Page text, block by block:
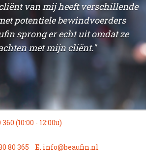
van mij heeft verschillende
potentiele bewindvoerders
sprong er echt uit omdat ze
met mijn cliënt."
(10:00 - 12:00u)
80 365 E. info@beaufin.nl